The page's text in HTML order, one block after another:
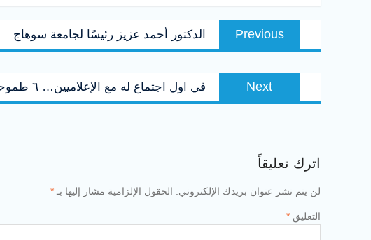
تصفّح
المقالاتPrevious
Previous
post:
الدكتور أحمد عزيز رئيسًا لجامعة سوهاج
Next
Next
post:
في اول اجتماع له مع الإعلاميين… ٦ طموحات و٣ تحديات أمام الرئيس الجديد لجامعة سوهاج.
اترك تعليقاً
لن يتم نشر عنوان بريدك الإلكتروني. الحقول الإلزامية مشار إليها بـ *
التعليق *